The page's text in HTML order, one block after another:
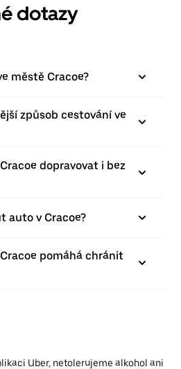
dotazy
městě Cracoe?
způsob cestování ve
dopravovat i bez
auto v Cracoe?
pomáhá chránit
Uber, netolerujeme alkohol ani